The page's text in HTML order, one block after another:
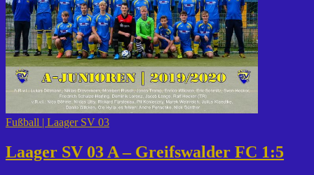
Fußball | Laager SV 03
Laager SV 03 A – Greifswalder FC 1:5